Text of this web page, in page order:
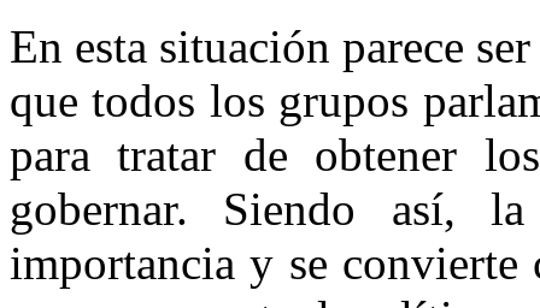
En esta situación parece
que todos los grupos
para tratar de obtener
gobernar. Siendo así,
importancia y se